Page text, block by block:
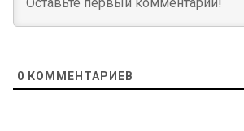
0 КОММЕНТАРИЕВ